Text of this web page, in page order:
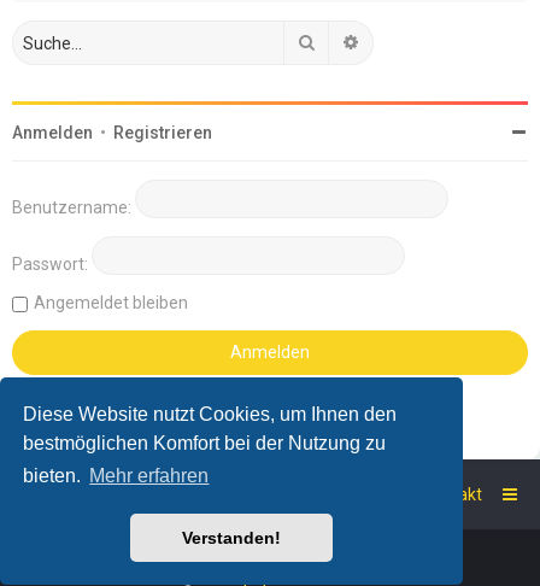
Diese Website nutzt Cookies, um Ihnen den
bestmöglichen Komfort bei der Nutzung zu
bieten. Mehr erfahren
Verstanden!
Suche
Anmelden • Registrieren
Benutzername:
Passwort:
Angemeldet bleiben
Kontakt
phpBB™